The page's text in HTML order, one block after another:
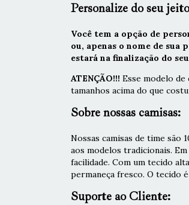
Personalize do seu
Você tem a opção de
ou, apenas o nome de sua
estará na finalização do
ATENÇÃO!!! Esse modelo de
tamanhos acima do que
Sobre nossas camisas:
Nossas camisas de time são
aos modelos tradicionais.
facilidade. Com um tecido
permaneça fresco. O tecido
Suporte ao Cliente: